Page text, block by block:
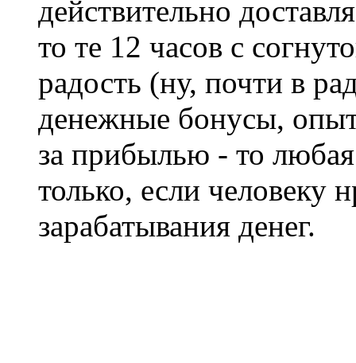
действительно
то те 12 часов с
радость (ну, почти в
денежные бонусы, опыт
за прибылью - то любая
только, если человеку
зарабатывания денег.